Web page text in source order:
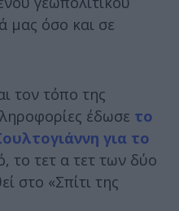
μας όσο και σε
τον τόπο της
έδωσε το
για το
το τετ α τετ των δύο
στο «Σπίτι της